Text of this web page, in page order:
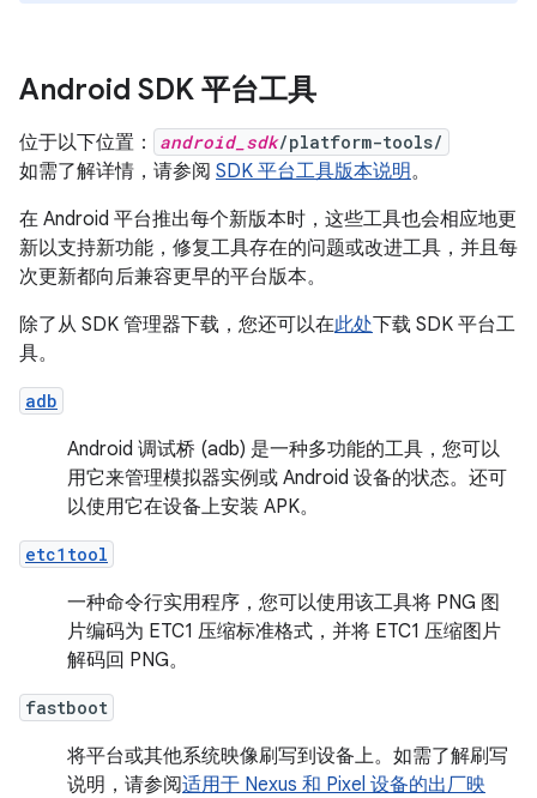
Android SDK 平台工具
位于以下位置： android_sdk/platform-tools/
如需了解详情，请参阅 SDK 平台工具版本说明。
在 Android 平台推出每个新版本时，这些工具也会相应地更
新以支持新功能，修复工具存在的问题或改进工具，并且每
次更新都向后兼容更早的平台版本。
除了从 SDK 管理器下载，您还可以在此处下载 SDK 平台工
具。
adb
Android 调试桥 (adb) 是一种多功能的工具，您可以
用它来管理模拟器实例或 Android 设备的状态。还可
以使用它在设备上安装 APK。
etc1tool
一种命令行实用程序，您可以使用该工具将 PNG 图
片编码为 ETC1 压缩标准格式，并将 ETC1 压缩图片
解码回 PNG。
fastboot
将平台或其他系统映像刷写到设备上。如需了解刷写
说明，请参阅适用于 Nexus 和 Pixel 设备的出厂映